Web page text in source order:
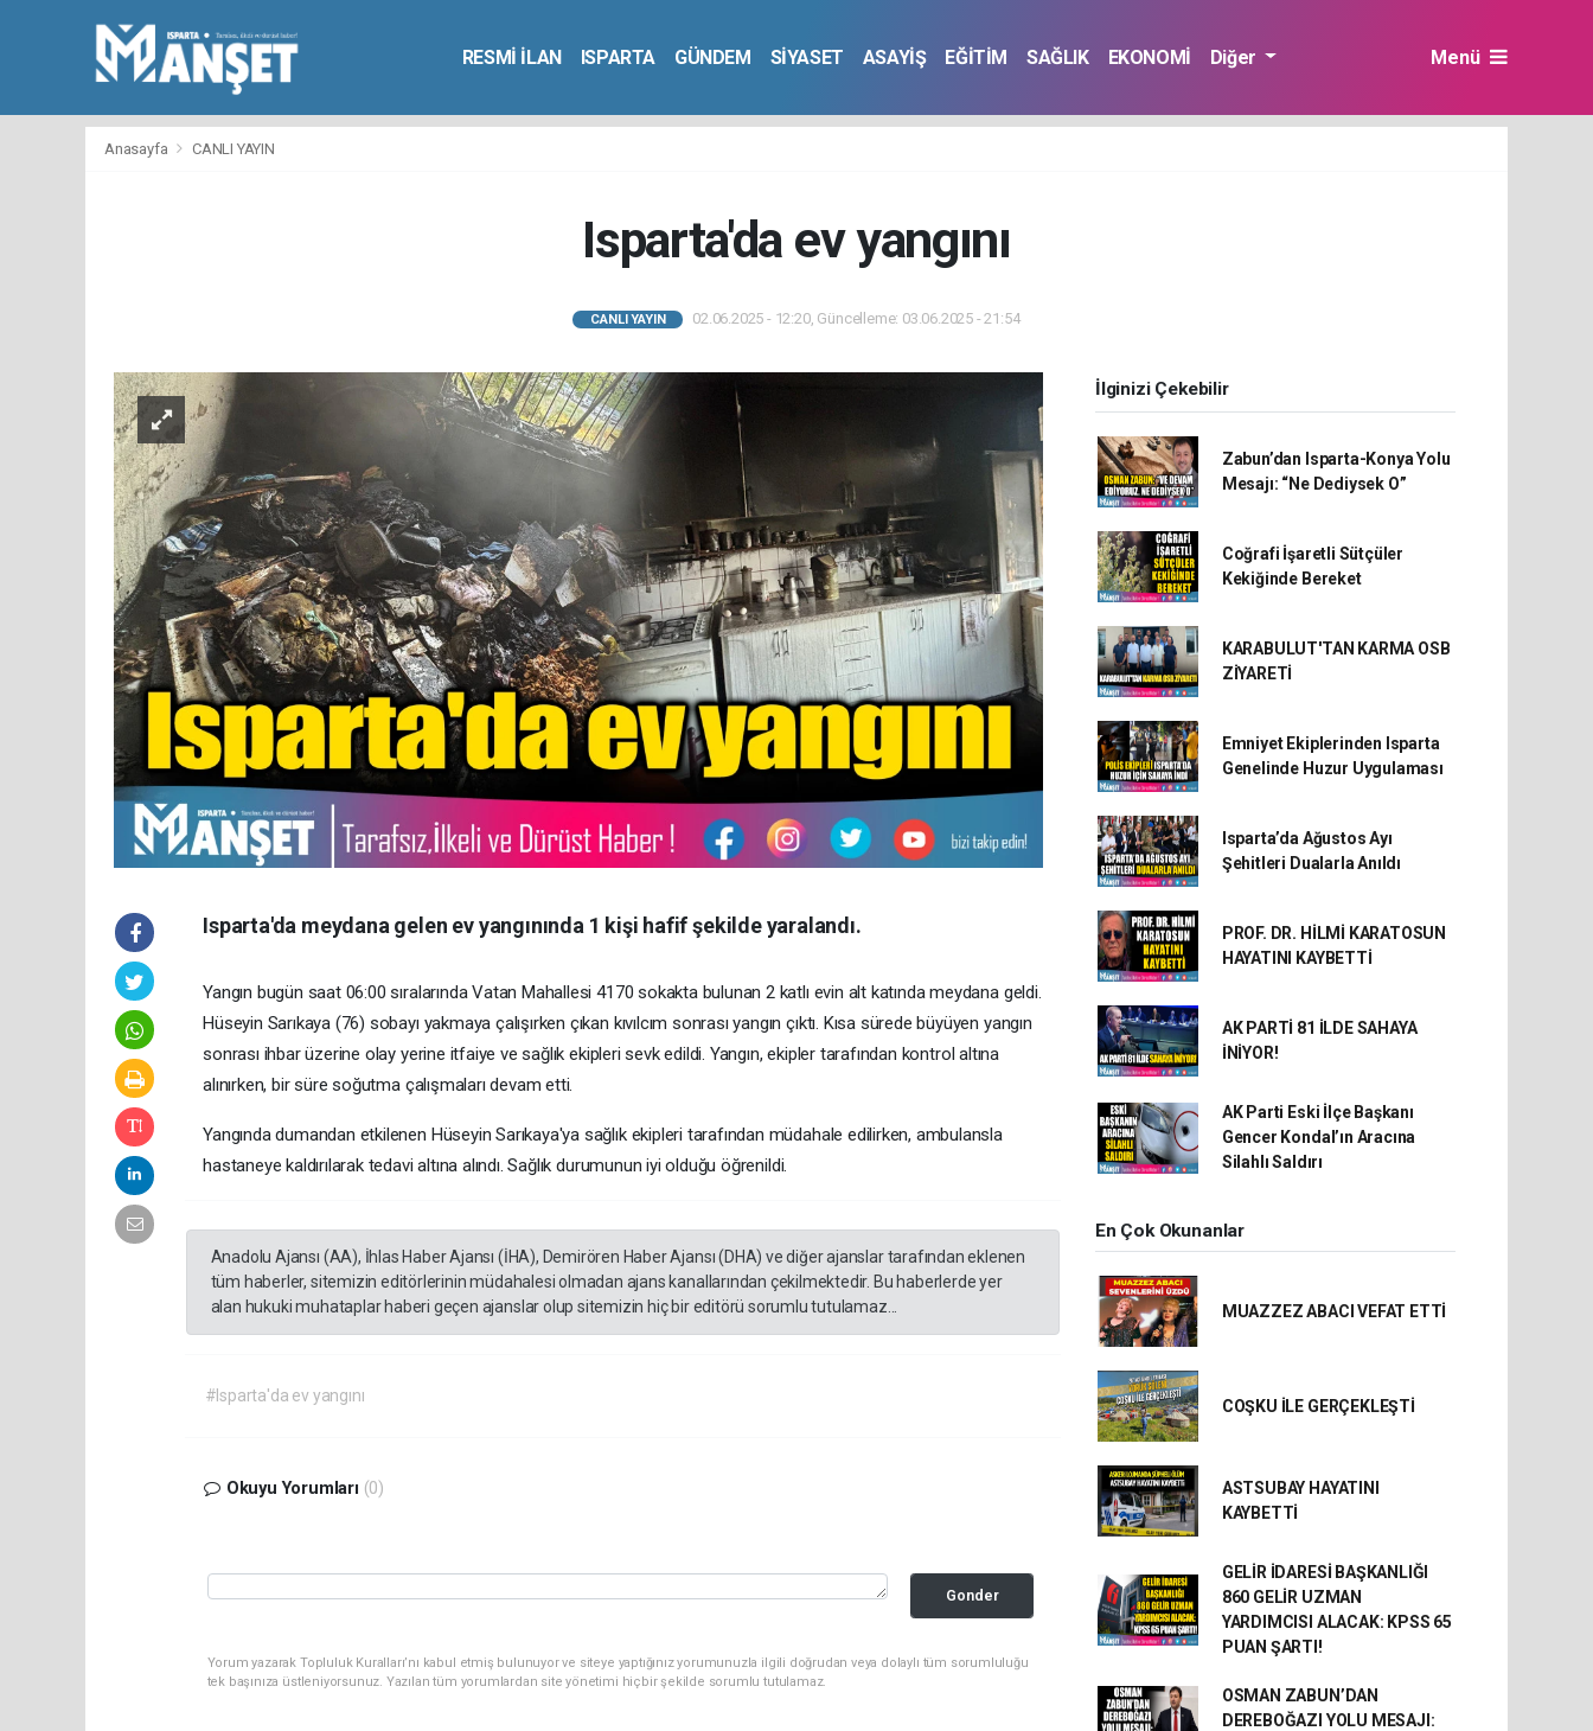
RESMİ İLAN ISPARTA GÜNDEM SİYASET ASAYİŞ EĞİTİM SAĞLIK EKONOMİ Diğer Menü
Anasayfa CANLI YAYIN
Isparta'da ev yangını
CANLI YAYIN 02.06.2025 - 12:20, Güncelleme: 03.06.2025 - 21:54
Isparta'da meydana gelen ev yangınında 1 kişi hafif şekilde yaralandı.
Yangın bugün saat 06:00 sıralarında Vatan Mahallesi 4170 sokakta bulunan 2 katlı evin alt katında meydana geldi.
Hüseyin Sarıkaya (76) sobayı yakmaya çalışırken çıkan kıvılcım sonrası yangın çıktı. Kısa sürede büyüyen yangın
sonrası ihbar üzerine olay yerine itfaiye ve sağlık ekipleri sevk edildi. Yangın, ekipler tarafından kontrol altına
alınırken, bir süre soğutma çalışmaları devam etti.
Yangında dumandan etkilenen Hüseyin Sarıkaya'ya sağlık ekipleri tarafından müdahale edilirken, ambulansla
hastaneye kaldırılarak tedavi altına alındı. Sağlık durumunun iyi olduğu öğrenildi.
Anadolu Ajansı (AA), İhlas Haber Ajansı (İHA), Demirören Haber Ajansı (DHA) ve diğer ajanslar tarafından eklenen
tüm haberler, sitemizin editörlerinin müdahalesi olmadan ajans kanallarından çekilmektedir. Bu haberlerde yer
alan hukuki muhataplar haberi geçen ajanslar olup sitemizin hiç bir editörü sorumlu tutulamaz...
#Isparta'da ev yangını
Okuyu Yorumları (0)
Gonder
Yorum yazarak Topluluk Kuralları’nı kabul etmiş bulunuyor ve siteye yaptığınız yorumunuzla ilgili doğrudan veya dolaylı tüm sorumluluğu
tek başınıza üstleniyorsunuz. Yazılan tüm yorumlardan site yönetimi hiçbir şekilde sorumlu tutulamaz.
İlginizi Çekebilir
Zabun’dan Isparta-Konya Yolu
Mesajı: “Ne Dediysek O”
Coğrafi İşaretli Sütçüler
Kekiğinde Bereket
KARABULUT'TAN KARMA OSB
ZİYARETİ
Emniyet Ekiplerinden Isparta
Genelinde Huzur Uygulaması
Isparta’da Ağustos Ayı
Şehitleri Dualarla Anıldı
PROF. DR. HİLMİ KARATOSUN
HAYATINI KAYBETTİ
AK PARTİ 81 İLDE SAHAYA
İNİYOR!
AK Parti Eski İlçe Başkanı
Gencer Kondal’ın Aracına
Silahlı Saldırı
En Çok Okunanlar
MUAZZEZ ABACI VEFAT ETTİ
COŞKU İLE GERÇEKLEŞTİ
ASTSUBAY HAYATINI
KAYBETTİ
GELİR İDARESİ BAŞKANLIĞI
860 GELİR UZMAN
YARDIMCISI ALACAK: KPSS 65
PUAN ŞARTI!
OSMAN ZABUN’DAN
DEREBOĞAZI YOLU MESAJI: